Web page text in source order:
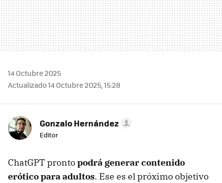
14 Octubre 2025
Actualizado 14 Octubre 2025, 15:28
Gonzalo Hernández
Editor
ChatGPT prontopodrá generar contenido
erótico para adultos. Ese es el próximo objetivo